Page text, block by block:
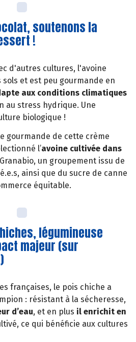
soutenons la
!
d'autres cultures, l'avoine
et est peu gourmande en
aux conditions climatiques
au stress hydrique. Une
biologique !
gourmande de cette crème
l’avoine cultivée dans
un groupement issu de
ainsi que du sucre de canne
équitable.
légumineuse
majeur (sur
françaises, le pois chiche a
: résistant à la sécheresse,
d’eau, et en plus il enrichit en
ce qui bénéficie aux cultures